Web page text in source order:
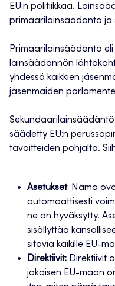
EU:n politiikkaa.
primaarilainsäädäntö ja
Primaarilainsäädäntö
lainsäädännön
yhdessä kaikkien
jäsenmaiden
säädetty EU:n
tavoitteiden pohjalta.
Asetukset: Nämä
automaattisesti
ne on hyväksytty.
sisällyttää
sitovia kaikille EU-
Direktiivit: Direktiivit
jokaisen EU-maan